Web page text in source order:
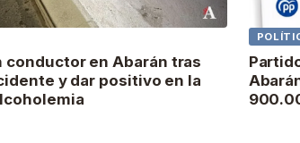
conductor en Abarán tras
y dar positivo en la